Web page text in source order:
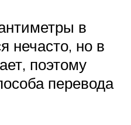
в
нечасто, но в
поэтому
перевода